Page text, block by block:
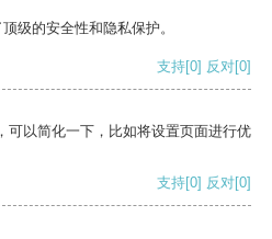
级的安全性和隐私保护。
支持[0] 反对[0]
可以简化一下，比如将设置页面进行优
支持[0] 反对[0]